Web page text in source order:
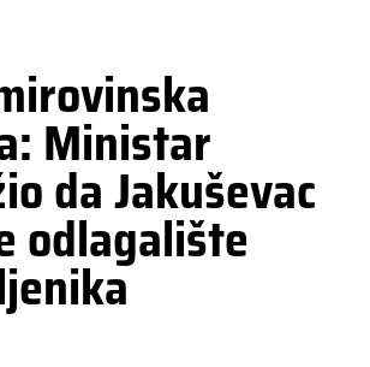
Ministar
da Jakuševac
odlagalište